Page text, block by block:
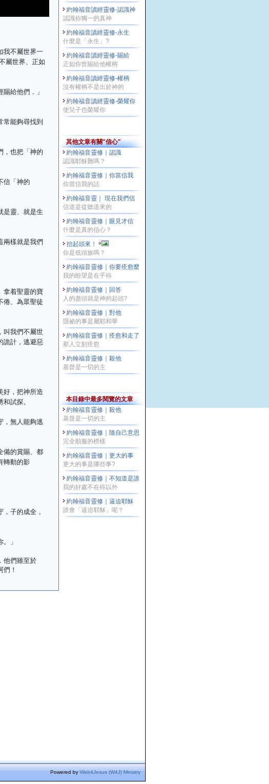
我不屬世界一
屬世界、正如
給他們．」
常能夠尋找到
，也把「神的
信「神的
是靈、就是生
兩樣就是我們
拿着聖靈的寶
、為眾聖徒
叫我們不屬世
詭計，逃避惡
好，把神所造
試探。
，無人能夠逃
備的賞賜、都
轉動的影
子的成全，
」
他們雖至於
！
約翰福音讀經靈修-認識神
認識你獨一的真神
約翰福音讀經靈修-永生
什麼是「永生」?
約翰福音讀經靈修-賜給
正如你曾賜給他權柄
約翰福音讀經靈修-權柄
沒有權柄不是出於神的
約翰福音讀經靈修-榮耀你
使兒子也榮耀你
其他文章有關"信心"
約翰福音靈修｜認識
認識耶穌難嗎？
約翰福音靈修｜你當信我
你當信我的話
約翰福音靈｜ 現在我們信
信道是從聽道來的
約翰福音靈修｜眼見才信
什麼是真的信心？
抬起頭來！
你是低頭族嗎？
約翰福音靈修｜你要痊愈麼
我的盼望是在乎袮
約翰福音靈修｜回答
人的盡頭就是神的起頭?
約翰福音靈修｜對他
隱祕的事是屬耶和華
約翰福音靈修｜痊愈和走了
那人立刻痊愈
約翰福音靈修｜殺他
基督是一切的主
本目錄中最多閱覽的文章
約翰福音靈修｜殺他
基督是一切的主
約翰福音靈修｜隨自己意思
完全順服的榜樣
約翰福音靈修｜更大的事
更大的事是哪些事?
約翰福音靈修｜不知道是誰
我的好處不在袮以外
約翰福音靈修｜逼迫耶穌
誰會「逼迫耶穌」呢？
Powered byWeb4Jesus (W4J) Ministry